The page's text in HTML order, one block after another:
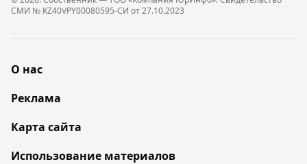
СМИ № KZ40VPY00080595-СИ от 27.10.2023
О нас
Реклама
Карта сайта
Использование материалов